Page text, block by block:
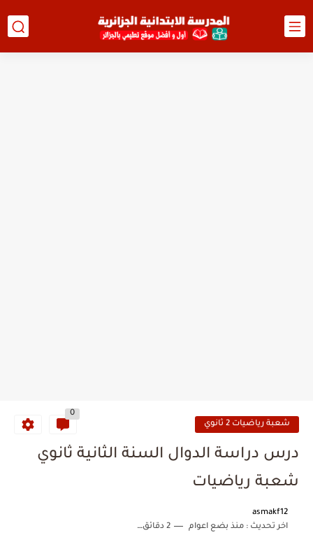
شعبة رياضيات 2 ثانوي
0
درس دراسة الدوال السنة الثانية ثانوي
شعبة رياضيات
asmakf12
اخر تحديث :منذ بضع اعوام 2 دقائق للقراءة